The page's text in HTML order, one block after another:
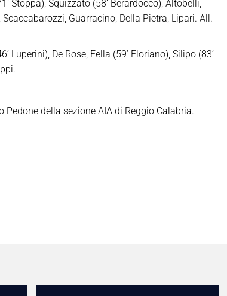
Stoppa), Squizzato (58’ Berardocco), Altobelli,
Guarracino, Della Pietra, Lipari. All.
Luperini), De Rose, Fella (59’ Floriano), Silipo (83’
della sezione AIA di Reggio Calabria.